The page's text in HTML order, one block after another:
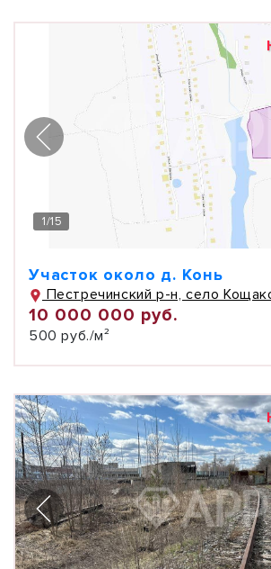
1/15
Участок около д. Конь
Пестречинский р-н, село
10 000 000 руб.
500 руб./м²